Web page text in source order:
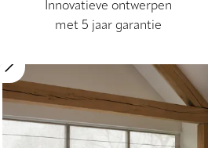
Innovatieve ontwerpen
met 5 jaar garantie
Move image slider